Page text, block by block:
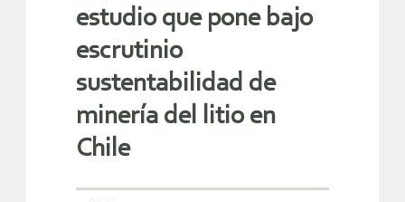
estudio que pone bajo
escrutinio
sustentabilidad de
minería del litio en
Chile